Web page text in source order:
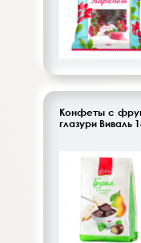
Конфеты с
глазури Виваль